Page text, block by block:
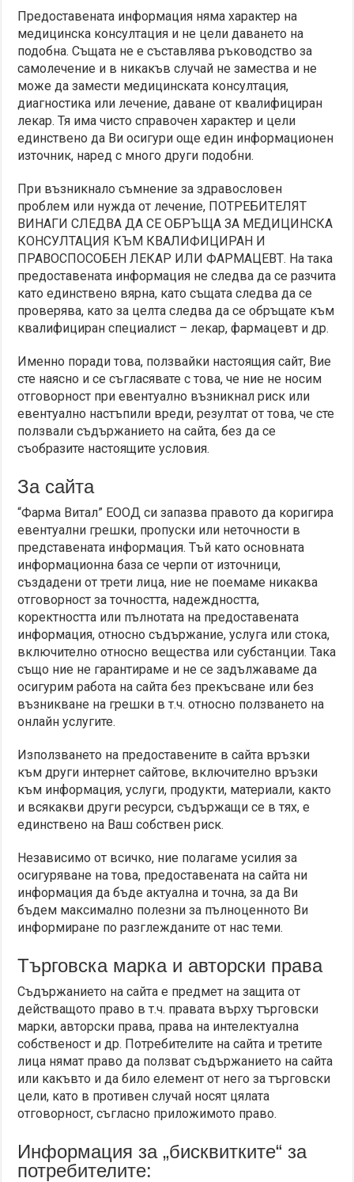
Предоставената информация няма характер на
медицинска консултация и не цели даването на
подобна. Същата не е съставлява ръководство за
самолечение и в никакъв случай не замества и не
може да замести медицинската консултация,
диагностика или лечение, даване от квалифициран
лекар. Тя има чисто справочен характер и цели
единствено да Ви осигури още един информационен
източник, наред с много други подобни.
При възникнало съмнение за здравословен
проблем или нужда от лечение, ПОТРЕБИТЕЛЯТ
ВИНАГИ СЛЕДВА ДА СЕ ОБРЪЩА ЗА МЕДИЦИНСКА
КОНСУЛТАЦИЯ КЪМ КВАЛИФИЦИРАН И
ПРАВОСПОСОБЕН ЛЕКАР ИЛИ ФАРМАЦЕВТ. На така
предоставената информация не следва да се разчита
като единствено вярна, като същата следва да се
проверява, като за целта следва да се обръщате към
квалифициран специалист – лекар, фармацевт и др.
Именно поради това, ползвайки настоящия сайт, Вие
сте наясно и се съгласявате с това, че ние не носим
отговорност при евентуално възникнал риск или
евентуално настъпили вреди, резултат от това, че сте
ползвали съдържанието на сайта, без да се
съобразите настоящите условия.
За сайта
“Фарма Витал” ЕООД си запазва правото да коригира
евентуални грешки, пропуски или неточности в
представената информация. Тъй като основната
информационна база се черпи от източници,
създадени от трети лица, ние не поемаме никаква
отговорност за точността, надеждността,
коректността или пълнотата на предоставената
информация, относно съдържание, услуга или стока,
включително относно вещества или субстанции. Така
също ние не гарантираме и не се задължаваме да
осигурим работа на сайта без прекъсване или без
възникване на грешки в т.ч. относно ползването на
онлайн услугите.
Използването на предоставените в сайта връзки
към други интернет сайтове, включително връзки
към информация, услуги, продукти, материали, както
и всякакви други ресурси, съдържащи се в тях, е
единствено на Ваш собствен риск.
Независимо от всичко, ние полагаме усилия за
осигуряване на това, предоставената на сайта ни
информация да бъде актуална и точна, за да Ви
бъдем максимално полезни за пълноценното Ви
информиране по разглежданите от нас теми.
Търговска марка и авторски права
Съдържанието на сайта е предмет на защита от
действащото право в т.ч. правата върху търговски
марки, авторски права, права на интелектуална
собственост и др. Потребителите на сайта и третите
лица нямат право да ползват съдържанието на сайта
или какъвто и да било елемент от него за търговски
цели, като в противен случай носят цялата
отговорност, съгласно приложимото право.
Информация за „бисквитките“ за
потребителите: